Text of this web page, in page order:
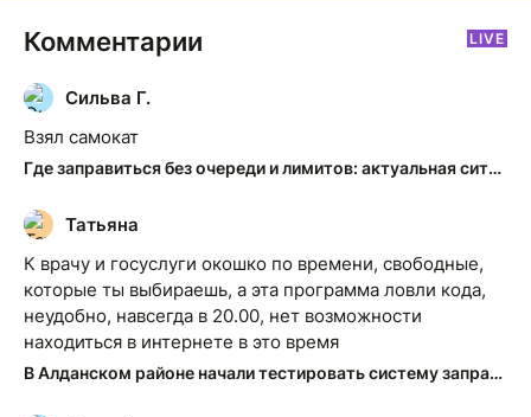
Комментарии LIVE
С
Сильва Г.
Взял самокат
Где заправиться без очереди и лимитов: актуальная ситуация на АЗС Якутска
Т
Татьяна
К врачу и госуслуги окошко по времени, свободные,
которые ты выбираешь, а эта программа ловли кода,
неудобно, навсегда в 20.00, нет возможности
находиться в интернете в это время
В Алданском районе начали тестировать систему заправки по QR-кодам